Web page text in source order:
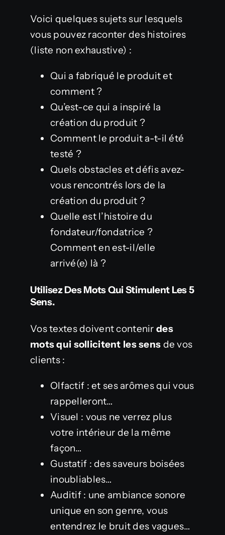
Voici quelques sujets sur lesquels
vous pouvez raconter des histoires
(liste non exhaustive) :
Qui a fabriqué le produit et
comment ?
Qu’est-ce qui a inspiré la
création du produit ?
Comment le produit a-t-il été
testé ?
Quels obstacles et défis avez-
vous rencontrés lors de la
création du produit ?
Quelle est l’histoire du
fondateur/fondatrice ?
Comment en est-il/elle
arrivé(e) là ?
Utilisez Des Mots Qui Stimulent Les 5
Sens.
Vos textes doivent contenir des
mots qui sollicitent les sens de vos
clients :
Olfactif : et ses arômes qui vous
rappelleront…
Visuel : vous ne verrez plus
votre intérieur de la même
façon…
Gustatif : des saveurs boisées
inoubliables…
Auditif : une ambiance sonore
unique en son genre, vous
entendrez le bruit des vagues…